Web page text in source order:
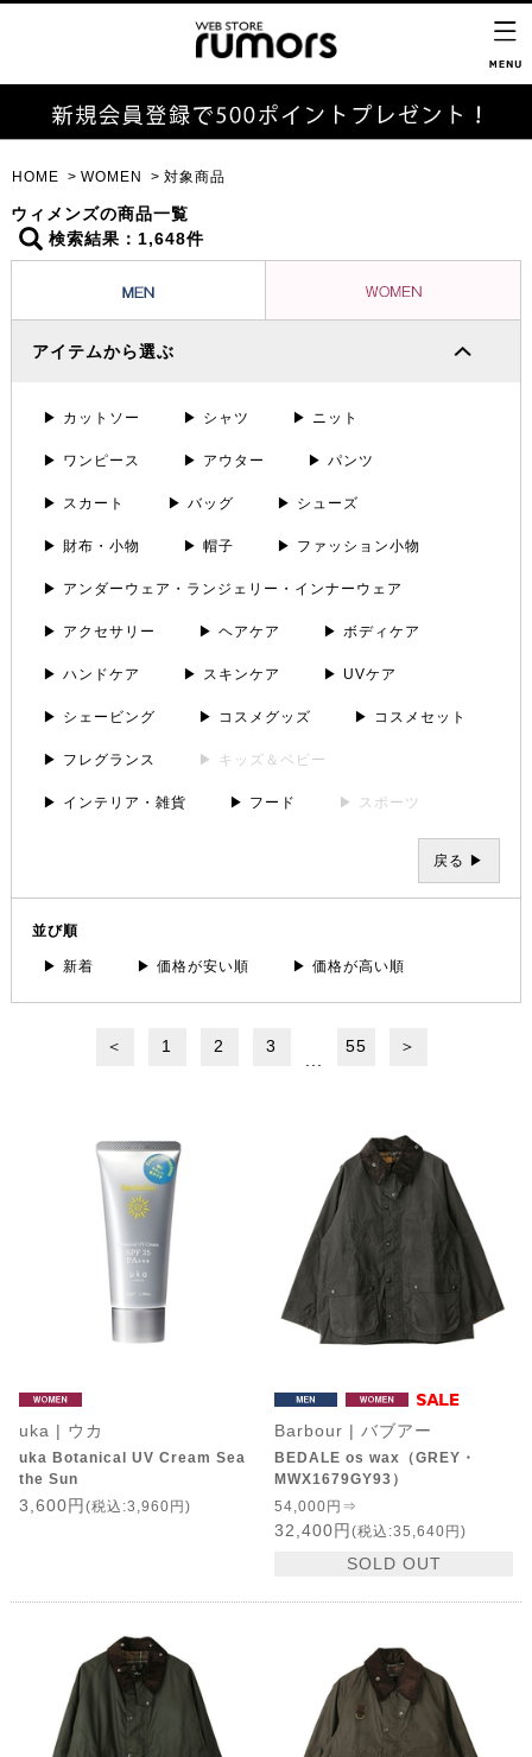
HOME WOMEN 対象商品
ウィメンズの商品一覧
検索結果：1,648件
アイテムから選ぶ
▶ カットソー ▶ シャツ ▶ ニット
▶ ワンピース ▶ アウター ▶ パンツ
▶ スカート ▶ バッグ ▶ シューズ
▶ 財布・小物 ▶ 帽子 ▶ ファッション小物
▶ アンダーウェア・ランジェリー・インナーウェア
▶ アクセサリー ▶ ヘアケア ▶ ボディケア
▶ ハンドケア ▶ スキンケア ▶ UVケア
▶ シェービング ▶ コスメグッズ ▶ コスメセット
▶ フレグランス ▶ キッズ＆ベビー
▶ インテリア・雑貨 ▶ フード ▶ スポーツ
戻る ▶
並び順
▶ 新着 ▶ 価格が安い順 ▶ 価格が高い順
＜ 1 2 3 55 ＞
uka | ウカ
uka Botanical UV Cream Sea
the Sun
3,600円 (税込:3,960円)
Barbour | バブアー
BEDALE os wax（GREY・
MWX1679GY93）
54,000円⇒
32,400円 (税込:35,640円)
SOLD OUT